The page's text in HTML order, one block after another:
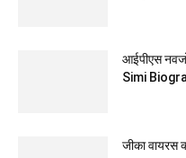
आईपीएस
Simi
जीका वायरस